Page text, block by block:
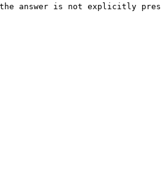
the answer is not explicitly